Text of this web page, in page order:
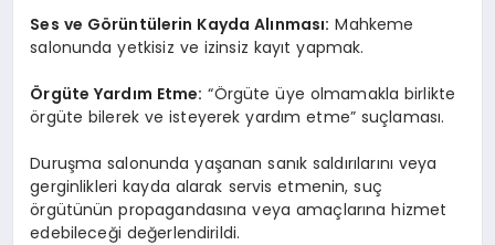
Ses ve Görüntülerin Kayda Alınması: Mahkeme
salonunda yetkisiz ve izinsiz kayıt yapmak.
Örgüte Yardım Etme: “Örgüte üye olmamakla birlikte
örgüte bilerek ve isteyerek yardım etme” suçlaması.
Duruşma salonunda yaşanan sanık saldırılarını veya
gerginlikleri kayda alarak servis etmenin, suç
örgütünün propagandasına veya amaçlarına hizmet
edebileceği değerlendirildi.